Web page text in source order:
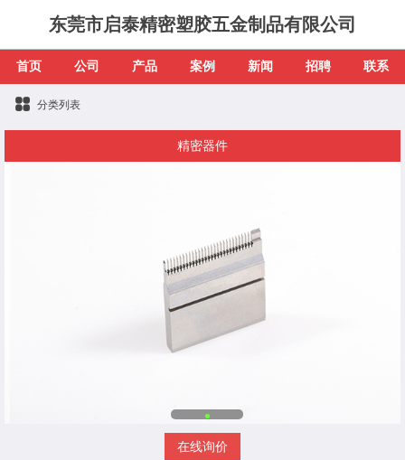
东莞市启泰精密塑胶五金制品有限公司
首页 公司 产品 案例 新闻 招聘 联系
分类列表
精密器件
在线询价